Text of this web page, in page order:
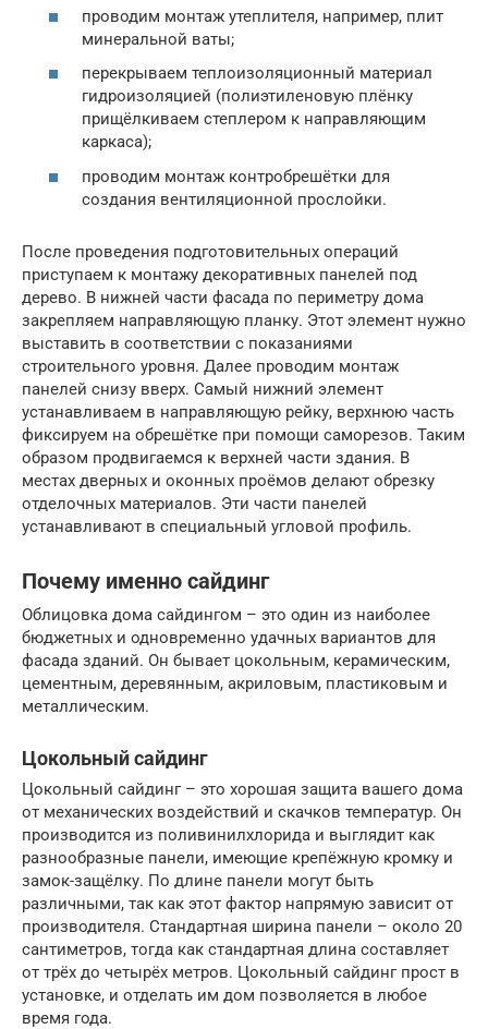
проводим монтаж утеплителя, например, плит
минеральной ваты;
перекрываем теплоизоляционный материал
гидроизоляцией (полиэтиленовую плёнку
прищёлкиваем степлером к направляющим
каркаса);
проводим монтаж контробрешётки для
создания вентиляционной прослойки.
После проведения подготовительных операций
приступаем к монтажу декоративных панелей под
дерево. В нижней части фасада по периметру дома
закрепляем направляющую планку. Этот элемент нужно
выставить в соответствии с показаниями
строительного уровня. Далее проводим монтаж
панелей снизу вверх. Самый нижний элемент
устанавливаем в направляющую рейку, верхнюю часть
фиксируем на обрешётке при помощи саморезов. Таким
образом продвигаемся к верхней части здания. В
местах дверных и оконных проёмов делают обрезку
отделочных материалов. Эти части панелей
устанавливают в специальный угловой профиль.
Почему именно сайдинг
Облицовка дома сайдингом – это один из наиболее
бюджетных и одновременно удачных вариантов для
фасада зданий. Он бывает цокольным, керамическим,
цементным, деревянным, акриловым, пластиковым и
металлическим.
Цокольный сайдинг
Цокольный сайдинг – это хорошая защита вашего дома
от механических воздействий и скачков температур. Он
производится из поливинилхлорида и выглядит как
разнообразные панели, имеющие крепёжную кромку и
замок-защёлку. По длине панели могут быть
различными, так как этот фактор напрямую зависит от
производителя. Стандартная ширина панели – около 20
сантиметров, тогда как стандартная длина составляет
от трёх до четырёх метров. Цокольный сайдинг прост в
установке, и отделать им дом позволяется в любое
время года.